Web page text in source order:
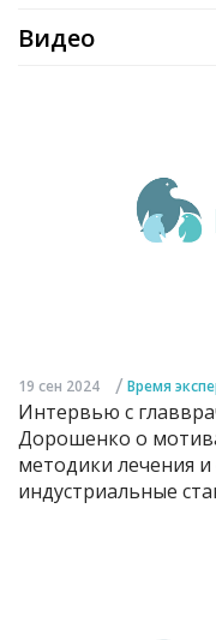
Видео
19 сен 2024 / Время
Интервью с
Дорошенко о
методики лечения
индустриальные